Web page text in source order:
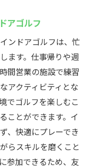
アゴルフ
ンドアゴルフは、忙
ます。仕事帰りや週
間営業の施設で練習
アクティビティとな
でゴルフを楽しむこ
ことができます。イ
、快適にプレーでき
らスキルを磨くこと
参加できるため、友